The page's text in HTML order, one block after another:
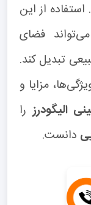
از این
فضای
تبدیل کند.
مزایا و
الیگودرزرا
دانست.